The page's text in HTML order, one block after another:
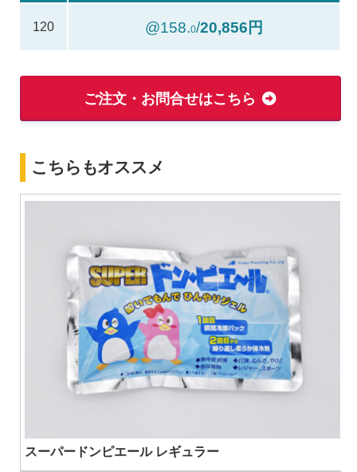
120 @158.0/20,856円
ご注文・お問合せはこちら
こちらもオススメ
スーパードンピエール レギュラー